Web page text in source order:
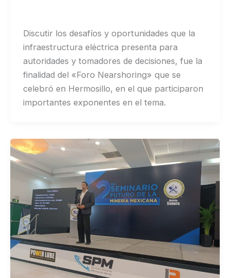
Discutir los desafíos y oportunidades que la
infraestructura eléctrica presenta para
autoridades y tomadores de decisiones, fue la
finalidad del «Foro Nearshoring» que se
celebró en Hermosillo, en el que participaron
importantes exponentes en el tema.